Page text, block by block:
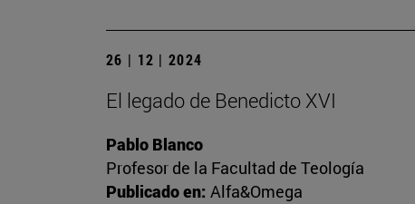
26 | 12 | 2024
El legado de Benedicto XVI
Pablo Blanco
Profesor de la Facultad de Teología
Publicado en: Alfa&Omega